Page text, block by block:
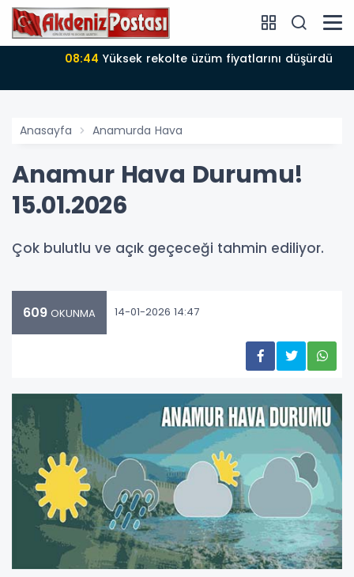
08:44 Yüksek rekolte üzüm fiyatlarını düşürdü
Anasayfa Anamurda Hava
Anamur Hava Durumu!
15.01.2026
Çok bulutlu ve açık geçeceği tahmin ediliyor.
609 OKUNMA 14-01-2026 14:47